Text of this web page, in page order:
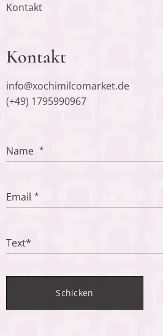
Kontakt
Kontakt
info@xochimilcomarket.de
(+49) 1795990967
Name
Email
Text*
Schicken